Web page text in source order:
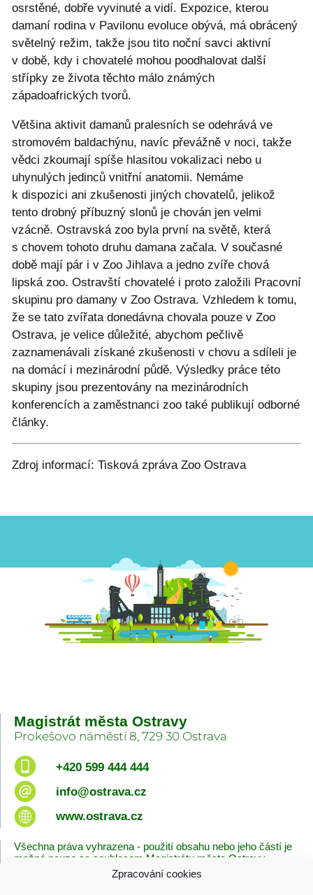
Zpracování cookies
osrstěné, dobře vyvinuté a vidí. Expozice, kterou
damaní rodina v Pavilonu evoluce obývá, má obrácený
světelný režim, takže jsou tito noční savci aktivní
v době, kdy i chovatelé mohou poodhalovat další
střípky ze života těchto málo známých
západoafrických tvorů.
Většina aktivit damanů pralesních se odehrává ve
stromovém baldachýnu, navíc převážně v noci, takže
vědci zkoumají spíše hlasitou vokalizaci nebo u
uhynulých jedinců vnitřní anatomii. Nemáme
k dispozici ani zkušenosti jiných chovatelů, jelikož
tento drobný příbuzný slonů je chován jen velmi
vzácně. Ostravská zoo byla první na světě, která
s chovem tohoto druhu damana začala. V současné
době mají pár i v Zoo Jihlava a jedno zvíře chová
lipská zoo. Ostravští chovatelé i proto založili Pracovní
skupinu pro damany v Zoo Ostrava. Vzhledem k tomu,
že se tato zvířata donedávna chovala pouze v Zoo
Ostrava, je velice důležité, abychom pečlivě
zaznamenávali získané zkušenosti v chovu a sdíleli je
na domácí i mezinárodní půdě. Výsledky práce této
skupiny jsou prezentovány na mezinárodních
konferencích a zaměstnanci zoo také publikují odborné
články.
Zdroj informací: Tisková zpráva Zoo Ostrava
Magistrát města Ostravy
Prokešovo náměstí 8, 729 30 Ostrava
+420 599 444 444
info@ostrava.cz
www.ostrava.cz
Všechna práva vyhrazena - použití obsahu nebo jeho částí je
možné pouze se souhlasem Magistrátu města Ostravy.